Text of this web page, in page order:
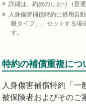
詳細は、約款のしおり（普
人身傷害補償特約に借用自
般タイプ」、セットする場
す。
特約の補償重複に
人身傷害補償特約「一
被保険者およびそのご